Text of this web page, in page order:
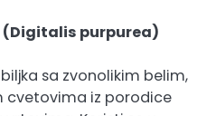
purpurea)
sa zvonolikim belim,
cvetovima iz porodice